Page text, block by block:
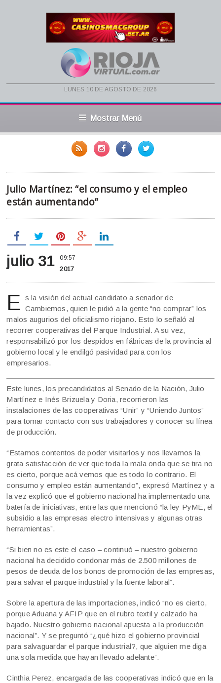
lunes 10 de agosto de 2026
Mostrar Menú
Julio Martínez: “el consumo y el empleo
están aumentando”
julio 31 09:57
2017
E s la visión del actual candidato a senador de
Cambiemos, quien le pidió a la gente “no comprar” los
malos augurios del oficialismo riojano. Esto lo señaló al
recorrer cooperativas del Parque Industrial. A su vez,
responsabilizó por los despidos en fábricas de la provincia al
gobierno local y le endilgó pasividad para con los
empresarios.
Este lunes, los precandidatos al Senado de la Nación, Julio
Martínez e Inés Brizuela y Doria, recorrieron las
instalaciones de las cooperativas “Unir” y “Uniendo Juntos”
para tomar contacto con sus trabajadores y conocer su línea
de producción.
“Estamos contentos de poder visitarlos y nos llevamos la
grata satisfacción de ver que toda la mala onda que se tira no
es cierto, porque acá vemos que es todo lo contrario. El
consumo y empleo están aumentando”, expresó Martínez y a
la vez explicó que el gobierno nacional ha implementado una
batería de iniciativas, entre las que mencionó “la ley PyME, el
subsidio a las empresas electro intensivas y algunas otras
herramientas”.
“Si bien no es este el caso – continuó – nuestro gobierno
nacional ha decidido condonar más de 2.500 millones de
pesos de deuda de los bonos de promoción de las empresas,
para salvar el parque industrial y la fuente laboral”.
Sobre la apertura de las importaciones, indicó “no es cierto,
porque Aduana y AFIP que en el rubro textil y calzado ha
bajado. Nuestro gobierno nacional apuesta a la producción
nacional”. Y se preguntó “¿qué hizo el gobierno provincial
para salvaguardar el parque industrial?, que alguien me diga
una sola medida que hayan llevado adelante”.
Cinthia Perez, encargada de las cooperativas indicó que en la